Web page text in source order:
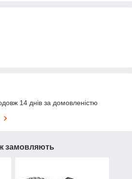
14 днів за домовленістю
замовляють